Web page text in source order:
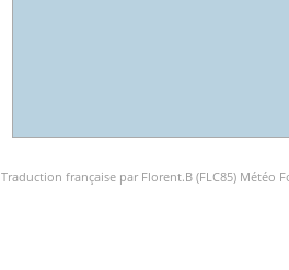
Traduction française par Florent.B (FLC85) Météo